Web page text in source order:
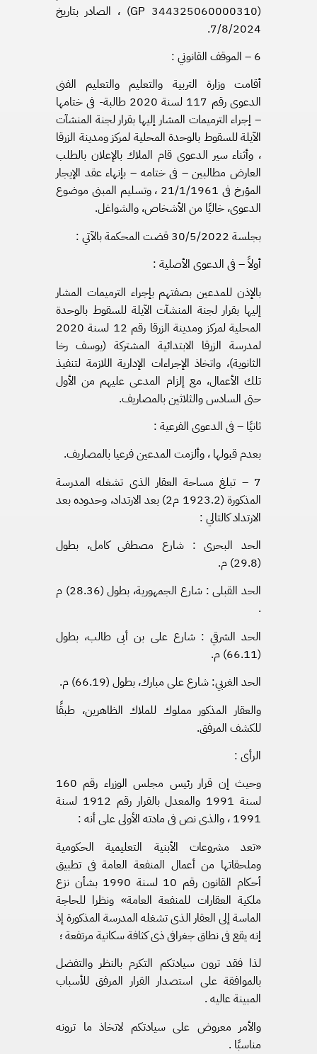
(344325060000310 GP) ، الصادر بتاريخ
7/8/2024.
6 – الموقف القانوني :
أقامت وزارة التربية والتعليم والتعليم الفنى
الدعوى رقم 117 لسنة 2020 طالبة- فى ختامها
– إجراء الترميمات المشار إليها بقرار لجنة المنشآت
الآيلة للسقوط بالوحدة المحلية لمركز ومدينة الزرقا
، وأثناء سير الدعوى قام الملاك بالإعلان بالطلب
العارض مطالبين – فى ختامه – بإنهاء عقد الإيجار
المؤرخ فى 21/1/1961 ، وتسليم المبنى موضوع
الدعوى، خاليًا من الأشخاص، والشواغل.
بجلسة 30/5/2022 قضت المحكمة بالآتي :
أولاً – فى الدعوى الأصلية :
بالإذن للمدعين بصفتهم بإجراء الترميمات المشار
إليها بقرار لجنة المنشآت الآيلة للسقوط بالوحدة
المحلية لمركز ومدينة الزرقا رقم 12 لسنة 2020
لمدرسة الزرقا الابتدائية المشتركة (يوسف رخا
الثانوية)، واتخاذ الإجراءات الإدارية اللازمة لتنفيذ
تلك الأعمال، مع إلزام المدعى عليهم من الأول
حتى السادس والثلاثين بالمصاريف.
ثانيًا – فى الدعوى الفرعية :
بعدم قبولها ، وألزمت المدعين فرعيا بالمصاريف.
7 – تبلغ مساحة العقار الذى تشغله المدرسة
المذكورة (1923.2 م2) بعد الارتداد، وحدوده بعد
الارتداد كالتالي :
الحد البحرى : شارع مصطفى كامل، بطول
(29.8) م.
الحد القبلى : شارع الجمهورية، بطول (28.36) م
.
الحد الشرقي : شارع على بن أبى طالب، بطول
(66.11) م.
الحد الغربي: شارع على مبارك، بطول (66.19) م.
والعقار المذكور مملوك للملاك الظاهرين، طبقًا
للكشف المرفق.
الرأى :
وحيث إن قرار رئيس مجلس الوزراء رقم 160
لسنة 1991 والمعدل بالقرار رقم 1912 لسنة
1991 ، والذى نص فى مادته الأولى على أنه :
«تعد مشروعات الأبنية التعليمية الحكومية
وملحقاتها من أعمال المنفعة العامة فى تطبيق
أحكام القانون رقم 10 لسنة 1990 بشأن نزع
ملكية العقارات للمنفعة العامة» ونظرا للحاجة
الماسة إلى العقار الذى تشغله المدرسة المذكورة إذ
إنه يقع فى نطاق جغرافى ذى كثافة سكانية مرتفعة ؛
لذا فقد ترون سيادتكم التكرم بالنظر والتفضل
بالموافقة على استصدار القرار المرفق للأسباب
المبينة عاليه .
والأمر معروض على سيادتكم لاتخاذ ما ترونه
مناسبًا .